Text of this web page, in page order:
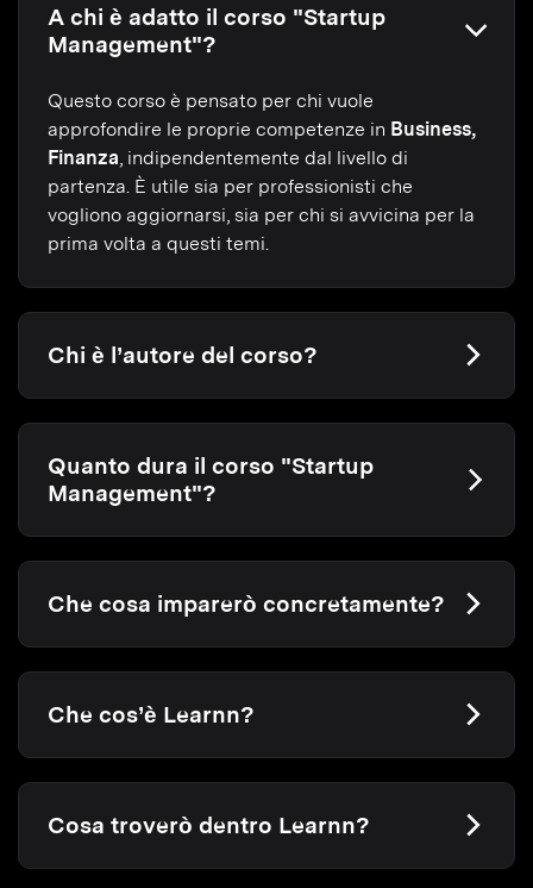
A chi è adatto il corso "Startup
Management"?
Questo corso è pensato per chi vuole
approfondire le proprie competenze in Business,
Finanza , indipendentemente dal livello di
partenza. È utile sia per professionisti che
vogliono aggiornarsi, sia per chi si avvicina per la
prima volta a questi temi.
Chi è l’autore del corso?
Quanto dura il corso "Startup
Management"?
Che cosa imparerò concretamente?
Che cos’è Learnn?
Cosa troverò dentro Learnn?